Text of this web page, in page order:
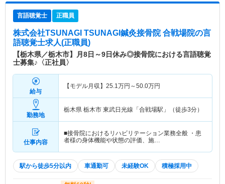
言語聴覚士 正職員
株式会社TSUNAGI TSUNAGI鍼灸接骨院 合戦場院の言
語聴覚士求人(正職員)
【栃木県／栃木市】月8日～9日休み◎接骨院における言語聴覚
士募集♪〈正社員〉
給与
【モデル月収】 25.1万円～50.0万円
勤務地
栃木県 栃木市 東武日光線「合戦場駅」（徒歩3分）
仕事内容
■接骨院におけるリハビリテーション業務全般 ・患
者様の身体機能や状態の評価、施…
駅から徒歩5分以内 車通勤可 未経験OK 積極採用中